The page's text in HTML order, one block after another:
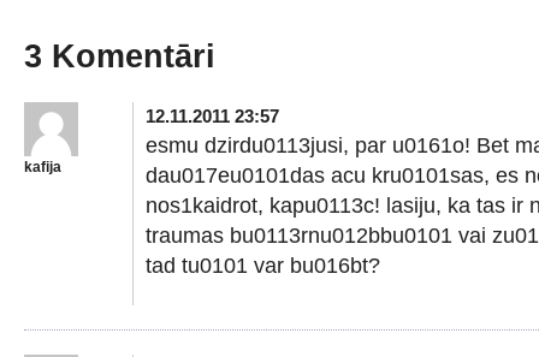
3 Komentāri
kafija
12.11.2011 23:57
esmu dzirdu0113jusi, par u0161o! Bet
dau017eu0101das acu kru0101sas, es
nos1kaidrot, kapu0113c! lasiju, ka tas ir
traumas bu0113rnu012bbu0101 vai
tad tu0101 var bu016bt?